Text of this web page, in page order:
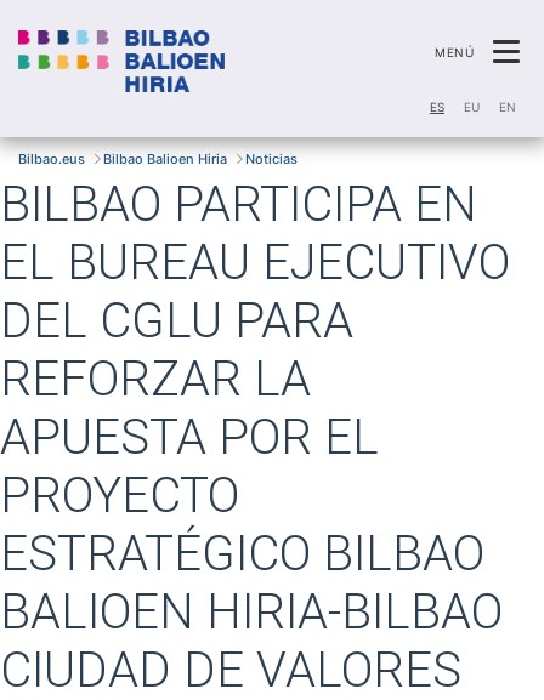
MENÚ
ES EU EN
Bilbao.eus Bilbao Balioen Hiria Noticias
BILBAO PARTICIPA EN
EL BUREAU EJECUTIVO
DEL CGLU PARA
REFORZAR LA
APUESTA POR EL
PROYECTO
ESTRATÉGICO BILBAO
BALIOEN HIRIA-BILBAO
CIUDAD DE VALORES